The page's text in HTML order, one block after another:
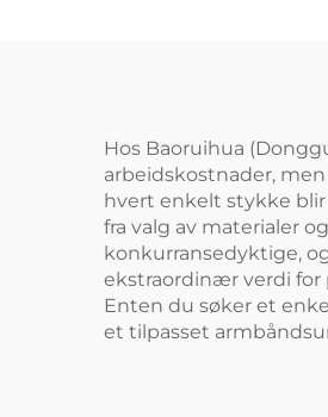
Hos Baoruihua
arbeidskostnader,
hvert enkelt stykke
fra valg av materialer
konkurransedyktige,
ekstraordinær verdi for
Enten du søker et
et tilpasset